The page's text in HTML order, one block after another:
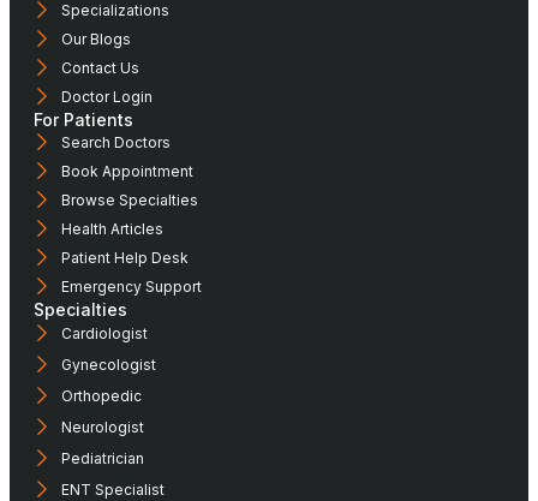
Specializations
Our Blogs
Contact Us
Doctor Login
For Patients
Search Doctors
Book Appointment
Browse Specialties
Health Articles
Patient Help Desk
Emergency Support
Specialties
Cardiologist
Gynecologist
Orthopedic
Neurologist
Pediatrician
ENT Specialist